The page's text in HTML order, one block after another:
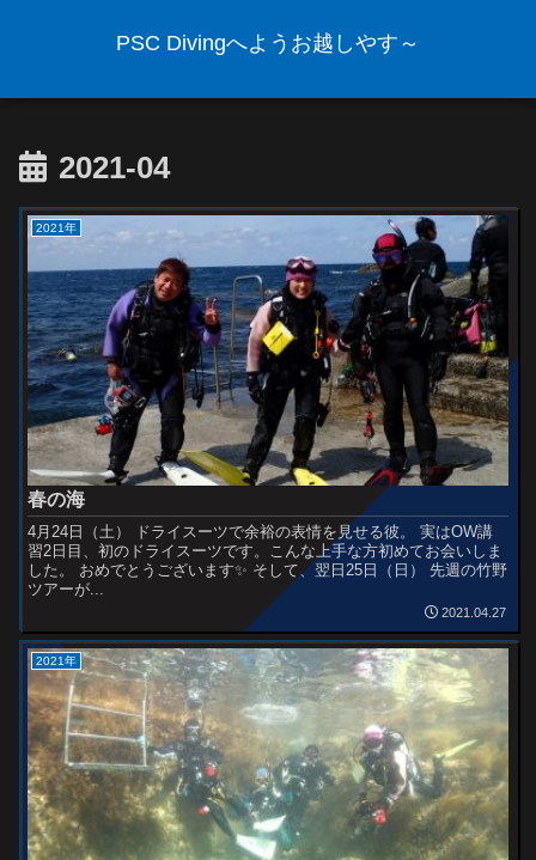
PSC Divingへようお越しやす～
2021-04
2021年
春の海
4月24日（土） ドライスーツで余裕の表情を見せる彼。 実はOW講
習2日目、初のドライスーツです。こんな上手な方初めてお会いしま
した。 おめでとうございます✨ そして、翌日25日（日） 先週の竹野
ツアーが...
2021.04.27
2021年